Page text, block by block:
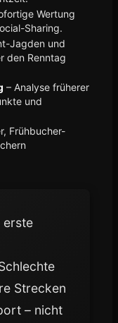
Wertung
Sharing.
Jagden und
den Renntag
– Analyse früherer
und
Frühbucher-
erste
Strecken
– nicht